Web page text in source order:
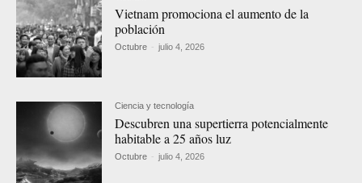
Vietnam promociona el aumento de la
población
Octubre - julio 4, 2026
Ciencia y tecnología
Descubren una supertierra potencialmente
habitable a 25 años luz
Octubre - julio 4, 2026